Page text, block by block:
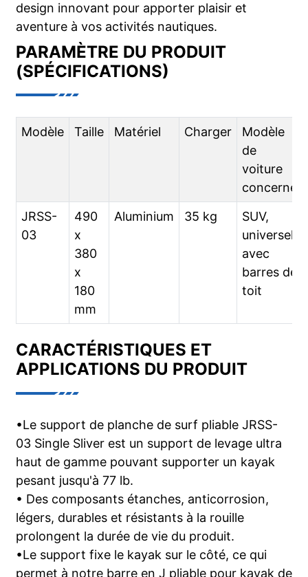
design innovant pour apporter plaisir et
aventure à vos activités nautiques.
PARAMÈTRE DU PRODUIT
(SPÉCIFICATIONS)
Modèle Taille Matériel Charger
Modèle
de
voiture
concerné
JRSS-
03
490
x
380
x
180
mm
Aluminium 35 kg
SUV,
universel
avec
barres de
toit
CARACTÉRISTIQUES ET
APPLICATIONS DU PRODUIT
•Le support de planche de surf pliable JRSS-
03 Single Sliver est un support de levage ultra
haut de gamme pouvant supporter un kayak
pesant jusqu'à 77 lb.
• Des composants étanches, anticorrosion,
légers, durables et résistants à la rouille
prolongent la durée de vie du produit.
•Le support fixe le kayak sur le côté, ce qui
permet à notre barre en J pliable pour kayak de